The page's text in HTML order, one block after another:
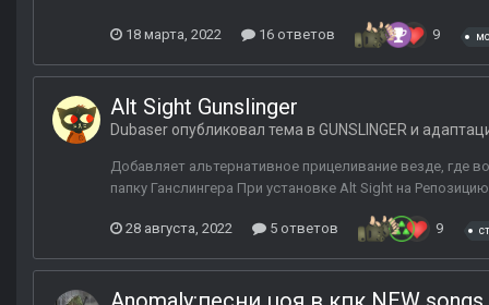
18 марта, 2022 16 ответов 9
Alt Sight Gunslinger
Dubaser опубликовал тема в GUNSLINGER и
Добавляет альтернативное прицеливание везде, где
папку Ганслингера При установке Alt Sight на
28 августа, 2022 5 ответов 9